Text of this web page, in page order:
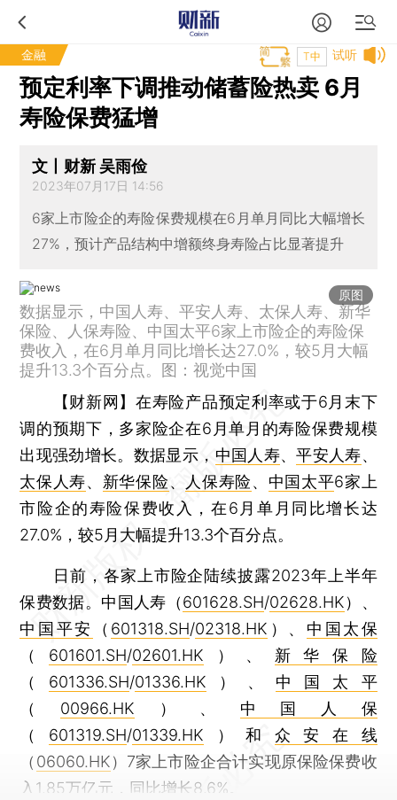
金融 试听
T中
预定利率下调推动储蓄险热卖 6月
寿险保费猛增
文丨财新 吴雨俭
2023年07月17日 14:56
6家上市险企的寿险保费规模在6月单月同比大幅增长
27%，预计产品结构中增额终身寿险占比显著提升
原图
数据显示，中国人寿、平安人寿、太保人寿、新华
保险、人保寿险、中国太平6家上市险企的寿险保
费收入，在6月单月同比增长达27.0%，较5月大幅
提升13.3个百分点。图：视觉中国
【财新网】在寿险产品预定利率或于6月末下
调的预期下，多家险企在6月单月的寿险保费规模
出现强劲增长。数据显示， 中国人寿、平安人寿、
太保人寿、 新华保险、 人保寿险、 中国太平6家上
市险企的寿险保费收入，在6月单月同比增长达
27.0%，较5月大幅提升13.3个百分点。
日前，各家上市险企陆续披露2023年上半年
保费数据。中国人寿（601628.SH/02628.HK）、
中国平安
（ 601318.SH/02318.HK ）、 中国太保
（ 601601.SH/02601.HK ）、 新华保险
（ 601336.SH/01336.HK ）、 中国太平
（ 00966.HK ）、 中国人保
（ 601319.SH/01339.HK ）和 众安在线
（ 06060.HK）7家上市险企合计实现原保险保费收
入1.85万亿元，同比增长8.6%。